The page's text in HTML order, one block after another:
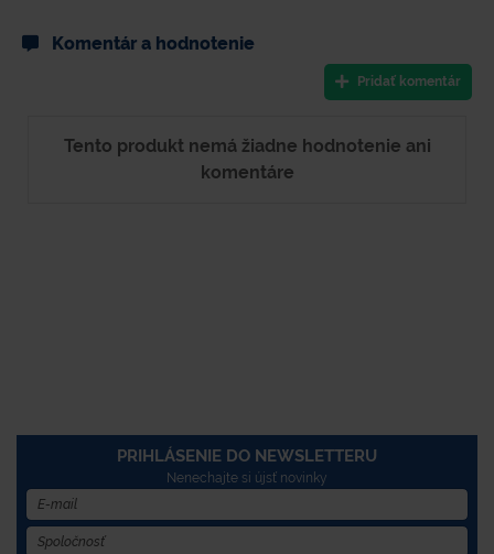
Komentár a hodnotenie
Pridať komentár
Tento produkt nemá žiadne hodnotenie ani
komentáre
PRIHLÁSENIE DO NEWSLETTERU
Nenechajte si újsť novinky